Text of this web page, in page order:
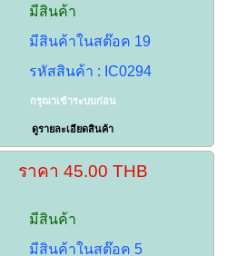
มีสินค้า
มีสินค้าในสต๊อค 19
รหัสสินค้า : IC0294
กรุณาเข้าระบบก่อน
ดูรายละเอียดสินค้า
ราคา 45.00 THB
มีสินค้า
มีสินค้าในสต๊อค 5